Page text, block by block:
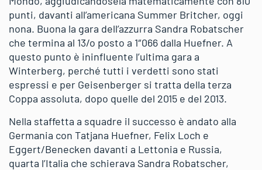
punti, davanti all’americana Summer Britcher, oggi
nona. Buona la gara dell’azzurra Sandra Robatscher
che termina al 13/o posto a 1″066 dalla Huefner. A
questo punto è ininfluente l’ultima gara a
Winterberg, perché tutti i verdetti sono stati
espressi e per Geisenberger si tratta della terza
Coppa assoluta, dopo quelle del 2015 e del 2013.
Nella staffetta a squadre il successo è andato alla
Germania con Tatjana Huefner, Felix Loch e
Eggert/Benecken davanti a Lettonia e Russia,
quarta l’Italia che schierava Sandra Robatscher,